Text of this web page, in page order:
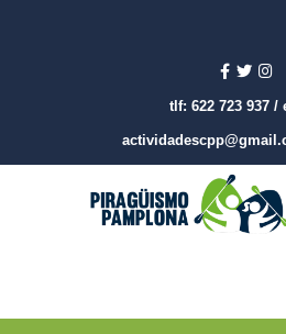
tlf: 622 723 937 /